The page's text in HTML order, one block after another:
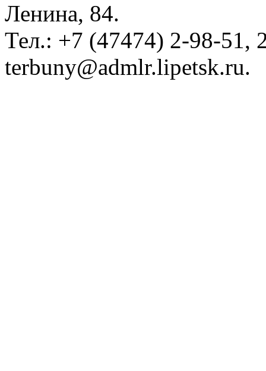
Ленина, 84.
Тел.: +7 (47474) 2-98-51,
terbuny@admlr.lipetsk.ru.